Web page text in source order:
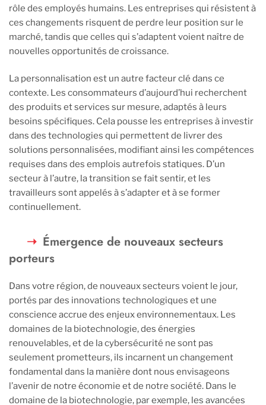
rôle des employés humains. Les entreprises qui résistent à
ces changements risquent de perdre leur position sur le
marché, tandis que celles qui s’adaptent voient naître de
nouvelles opportunités de croissance.
La personnalisation est un autre facteur clé dans ce
contexte. Les consommateurs d’aujourd’hui recherchent
des produits et services sur mesure, adaptés à leurs
besoins spécifiques. Cela pousse les entreprises à investir
dans des technologies qui permettent de livrer des
solutions personnalisées, modifiant ainsi les compétences
requises dans des emplois autrefois statiques. D’un
secteur à l’autre, la transition se fait sentir, et les
travailleurs sont appelés à s’adapter et à se former
continuellement.
Émergence de nouveaux secteurs
porteurs
Dans votre région, de nouveaux secteurs voient le jour,
portés par des innovations technologiques et une
conscience accrue des enjeux environnementaux. Les
domaines de la biotechnologie, des énergies
renouvelables, et de la cybersécurité ne sont pas
seulement prometteurs, ils incarnent un changement
fondamental dans la manière dont nous envisageons
l’avenir de notre économie et de notre société. Dans le
domaine de la biotechnologie, par exemple, les avancées